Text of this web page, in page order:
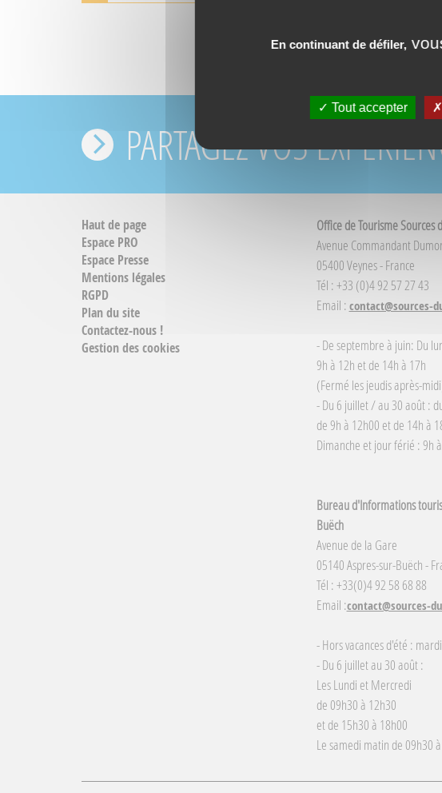
PARTAGEZ VOS
Haut de page
Espace PRO
Espace Presse
Mentions légales
RGPD
Plan du site
Contactez-nous !
Gestion des cookies
Office de Tourisme Sources
Avenue Commandant
05400 Veynes - France
Tél : +33 (0)4 92 57 27 43
Email :contact@sources-
- De septembre à juin: Du
9h à 12h et de 14h à 17h
(Fermé les jeudis après-
- Du 6 juillet / au 30 août :
de 9h à 12h00 et de 14h à
Dimanche et jour férié : 9h
Bureau d'Informations
Buëch
Avenue de la Gare
05140 Aspres-sur-Buëch -
Tél : +33(0)4 92 58 68 88
Email :contact@sources-
- Hors vacances d'été :
- Du 6 juillet au 30 août :
Les Lundi et Mercredi
de 09h30 à 12h30
et de 15h30 à 18h00
Le samedi matin de 09h30
En continuant de défiler,
Tout accepter